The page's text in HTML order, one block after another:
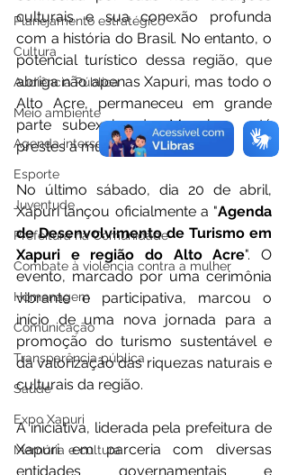
Planejamento estratégico
Cultura
Audiência Pública
Meio ambiente
Agenda intersetorial
Esporte
Juventude
Prefeitura na Comunidade
Combate à violência contra a mulher
Homenagem
Comunicação
Transparência pública
Saúde
Expo Xapuri
Memória e cultura
culturais e sua conexão profunda
com a história do Brasil. No entanto, o
potencial turístico dessa região, que
abriga não apenas Xapuri, mas todo o
Alto Acre, permaneceu em grande
parte subexplorado. Mas isso está
prestes a mudar.
No último sábado, dia 20 de abril,
Xapuri lançou oficialmente a "Agenda
de Desenvolvimento de Turismo em
Xapuri e região do Alto Acre". O
evento, marcado por uma cerimônia
vibrante e participativa, marcou o
início de uma nova jornada para a
promoção do turismo sustentável e
da valorização das riquezas naturais e
culturais da região.
A iniciativa, liderada pela prefeitura de
Xapuri em parceria com diversas
entidades governamentais e